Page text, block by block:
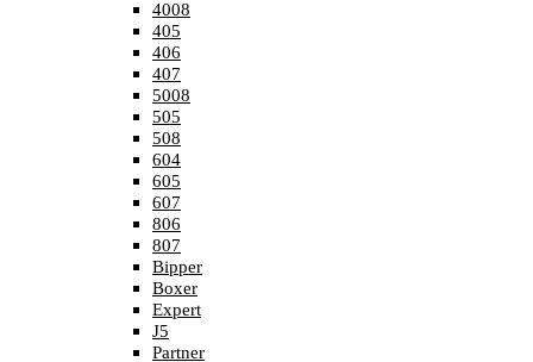
4008
405
406
407
5008
505
508
604
605
607
806
807
Bipper
Boxer
Expert
J5
Partner